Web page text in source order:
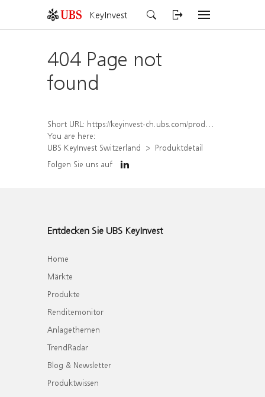
KeyInvest
404 Page not
found
Short URL: https://keyinvest-ch.ubs.com/produkt/detail/index/isin/CH1570531959
You are here:
UBS KeyInvest Switzerland
Produktdetail
Folgen Sie uns auf
Entdecken Sie UBS KeyInvest
Home
Märkte
Produkte
Renditemonitor
Anlagethemen
TrendRadar
Blog & Newsletter
Produktwissen